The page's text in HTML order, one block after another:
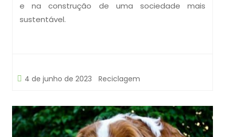
e na construção de uma sociedade mais
sustentável.
4 de junho de 2023 Reciclagem